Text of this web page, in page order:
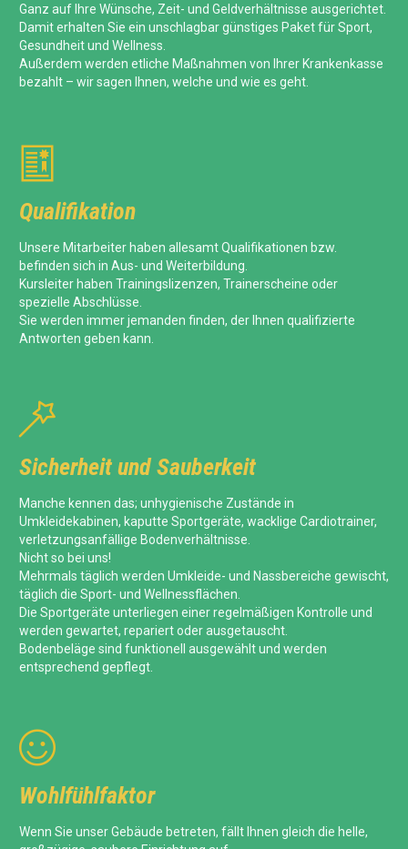
Ganz auf Ihre Wünsche, Zeit- und Geldverhältnisse ausgerichtet.
Damit erhalten Sie ein unschlagbar günstiges Paket für Sport,
Gesundheit und Wellness.
Außerdem werden etliche Maßnahmen von Ihrer Krankenkasse
bezahlt – wir sagen Ihnen, welche und wie es geht.

Qualifikation
Unsere Mitarbeiter haben allesamt Qualifikationen bzw.
befinden sich in Aus- und Weiterbildung.
Kursleiter haben Trainingslizenzen, Trainerscheine oder
spezielle Abschlüsse.
Sie werden immer jemanden finden, der Ihnen qualifizierte
Antworten geben kann.

Sicherheit und Sauberkeit
Manche kennen das; unhygienische Zustände in
Umkleidekabinen, kaputte Sportgeräte, wacklige Cardiotrainer,
verletzungsanfällige Bodenverhältnisse.
Nicht so bei uns!
Mehrmals täglich werden Umkleide- und Nassbereiche gewischt,
täglich die Sport- und Wellnessflächen.
Die Sportgeräte unterliegen einer regelmäßigen Kontrolle und
werden gewartet, repariert oder ausgetauscht.
Bodenbeläge sind funktionell ausgewählt und werden
entsprechend gepflegt.

Wohlfühlfaktor
Wenn Sie unser Gebäude betreten, fällt Ihnen gleich die helle,